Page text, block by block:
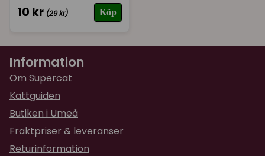
10 kr (29 kr) Köp
Information
Om Supercat
Kattguiden
Butiken i Umeå
Fraktpriser & leveranser
Returinformation